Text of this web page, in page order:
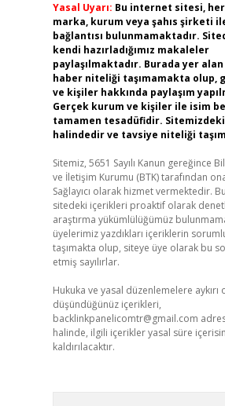
Yasal Uyarı: Bu internet sitesi,
marka, kurum veya şahıs şirketi
bağlantısı bulunmamaktadır.
kendi hazırladığımız makaleler
paylaşılmaktadır. Burada yer
haber niteliği taşımamakta olup,
ve kişiler hakkında paylaşım
Gerçek kurum ve kişiler ile isim
tamamen tesadüfidir.
halindedir ve tavsiye niteliği
Sitemiz, 5651 Sayılı Kanun gereğince
ve İletişim Kurumu (BTK) tarafından
Sağlayıcı olarak hizmet vermektedir.
sitedeki içerikleri proaktif olarak
araştırma yükümlülüğümüz
üyelerimiz yazdıkları içeriklerin
taşımakta olup, siteye üye olarak bu
etmiş sayılırlar.
Hukuka ve yasal düzenlemelere aykırı
düşündüğünüz içerikleri,
backlinkpanelicomtr@gmail.com
halinde, ilgili içerikler yasal süre
kaldırılacaktır.